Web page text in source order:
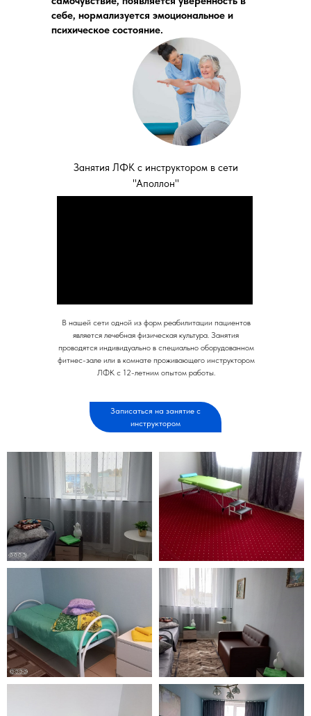
себе, нормализуется эмоциональное и
психическое состояние.
Занятия ЛФК с инструктором в сети
"Аполлон"
В нашей сети одной из форм реабилитации пациентов
является лечебная физическая культура. Занятия
проводятся индивидуально в специально оборудованном
фитнес-зале или в комнате проживающего инструктором
ЛФК с 12-летним опытом работы.
Записаться на занятие с
инструктором